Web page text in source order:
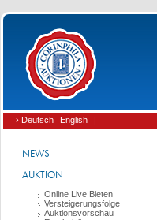
› Deutsch English |
NEWS
AUKTION
Online Live Bieten
Versteigerungsfolge
Auktionsvorschau